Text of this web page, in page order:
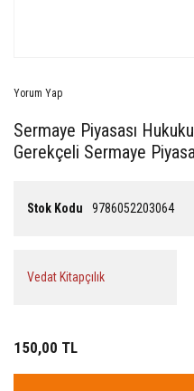
Yorum Yap
Sermaye Piyasası
Gerekçeli Sermaye
Stok Kodu 9786052203064
Vedat Kitapçılık
150,00 TL